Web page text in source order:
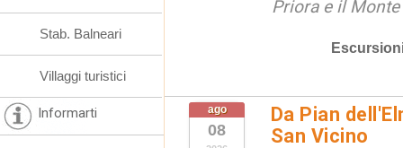
Priora e il
ago
08
Da Pian
San Vicino
Stab. Balneari
Villaggi turistici
Informarti